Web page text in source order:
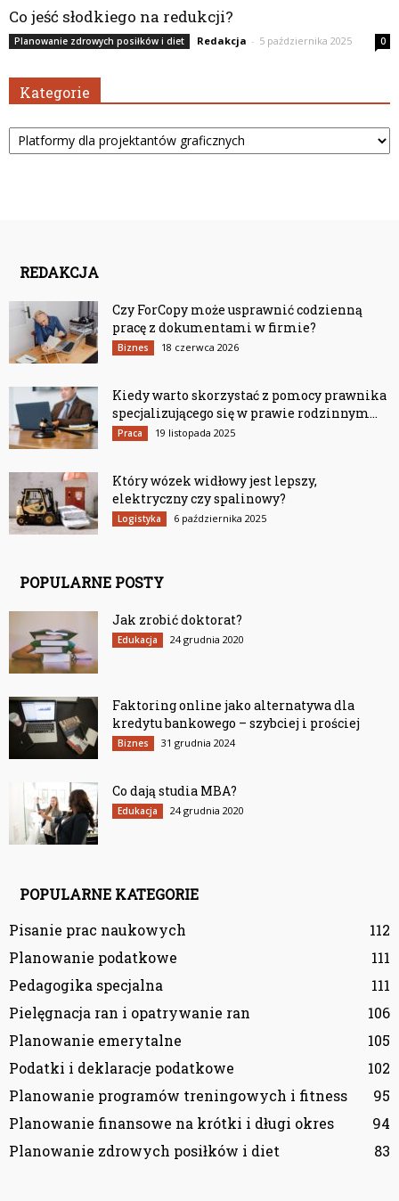
Co jeść słodkiego na redukcji?
Planowanie zdrowych posiłków i diet Redakcja - 5 października 2025 0
Kategorie
Kategorie
REDAKCJA
Czy ForCopy może usprawnić codzienną
pracę z dokumentami w firmie?
Biznes 18 czerwca 2026
Kiedy warto skorzystać z pomocy prawnika
specjalizującego się w prawie rodzinnym...
Praca 19 listopada 2025
Który wózek widłowy jest lepszy,
elektryczny czy spalinowy?
Logistyka 6 października 2025
POPULARNE POSTY
Jak zrobić doktorat?
Edukacja 24 grudnia 2020
Faktoring online jako alternatywa dla
kredytu bankowego – szybciej i prościej
Biznes 31 grudnia 2024
Co dają studia MBA?
Edukacja 24 grudnia 2020
POPULARNE KATEGORIE
Pisanie prac naukowych
112
Planowanie podatkowe
111
Pedagogika specjalna
111
Pielęgnacja ran i opatrywanie ran
106
Planowanie emerytalne
105
Podatki i deklaracje podatkowe
102
Planowanie programów treningowych i fitness
95
Planowanie finansowe na krótki i długi okres
94
Planowanie zdrowych posiłków i diet
83